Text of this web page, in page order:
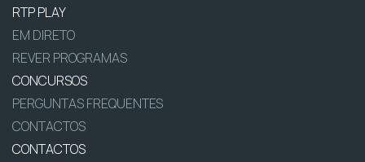
RTP PLAY
EM DIRETO
REVER PROGRAMAS
CONCURSOS
PERGUNTAS FREQUENTES
CONTACTOS
CONTACTOS